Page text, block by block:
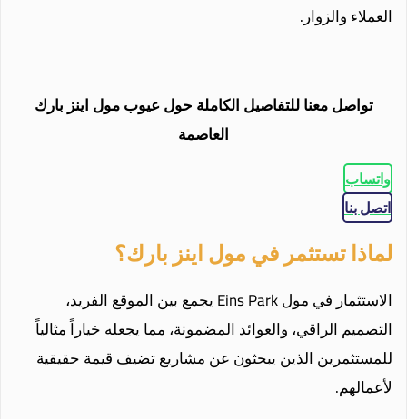
العملاء والزوار.
تواصل معنا للتفاصيل الكاملة حول عيوب مول اينز بارك
العاصمة
واتساب
اتصل بنا
لماذا تستثمر في مول اينز بارك؟
الاستثمار في مول Eins Park يجمع بين الموقع الفريد،
التصميم الراقي، والعوائد المضمونة، مما يجعله خياراً مثالياً
للمستثمرين الذين يبحثون عن مشاريع تضيف قيمة حقيقية
لأعمالهم.